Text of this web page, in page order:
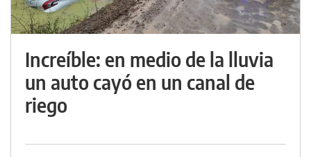
Increíble: en medio de la lluvia
un auto cayó en un canal de
riego